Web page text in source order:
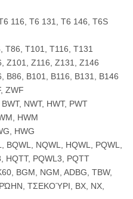
116, T6 131, T6 146, T6S
T86, T101, T116, T131
Z101, Z116, Z131, Z146
B86, B101, B116, B131, B146
ZWF
NWT, HWT, PWT
HWM
HWG
BQWL, NQWL, HQWL, PQWL,
HQTT, PQWL3, PQTT
BGM, NGM, ADBG, TBW,
ΤΣΕΚΟΎΡΙ, BX, NX,